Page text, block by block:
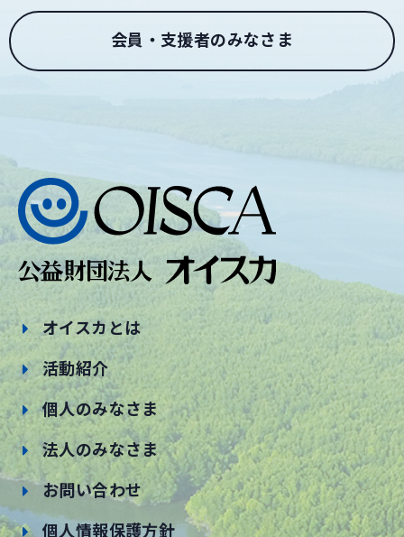
会員・支援者のみなさま
オイスカとは
活動紹介
個人のみなさま
法人のみなさま
お問い合わせ
個人情報保護方針